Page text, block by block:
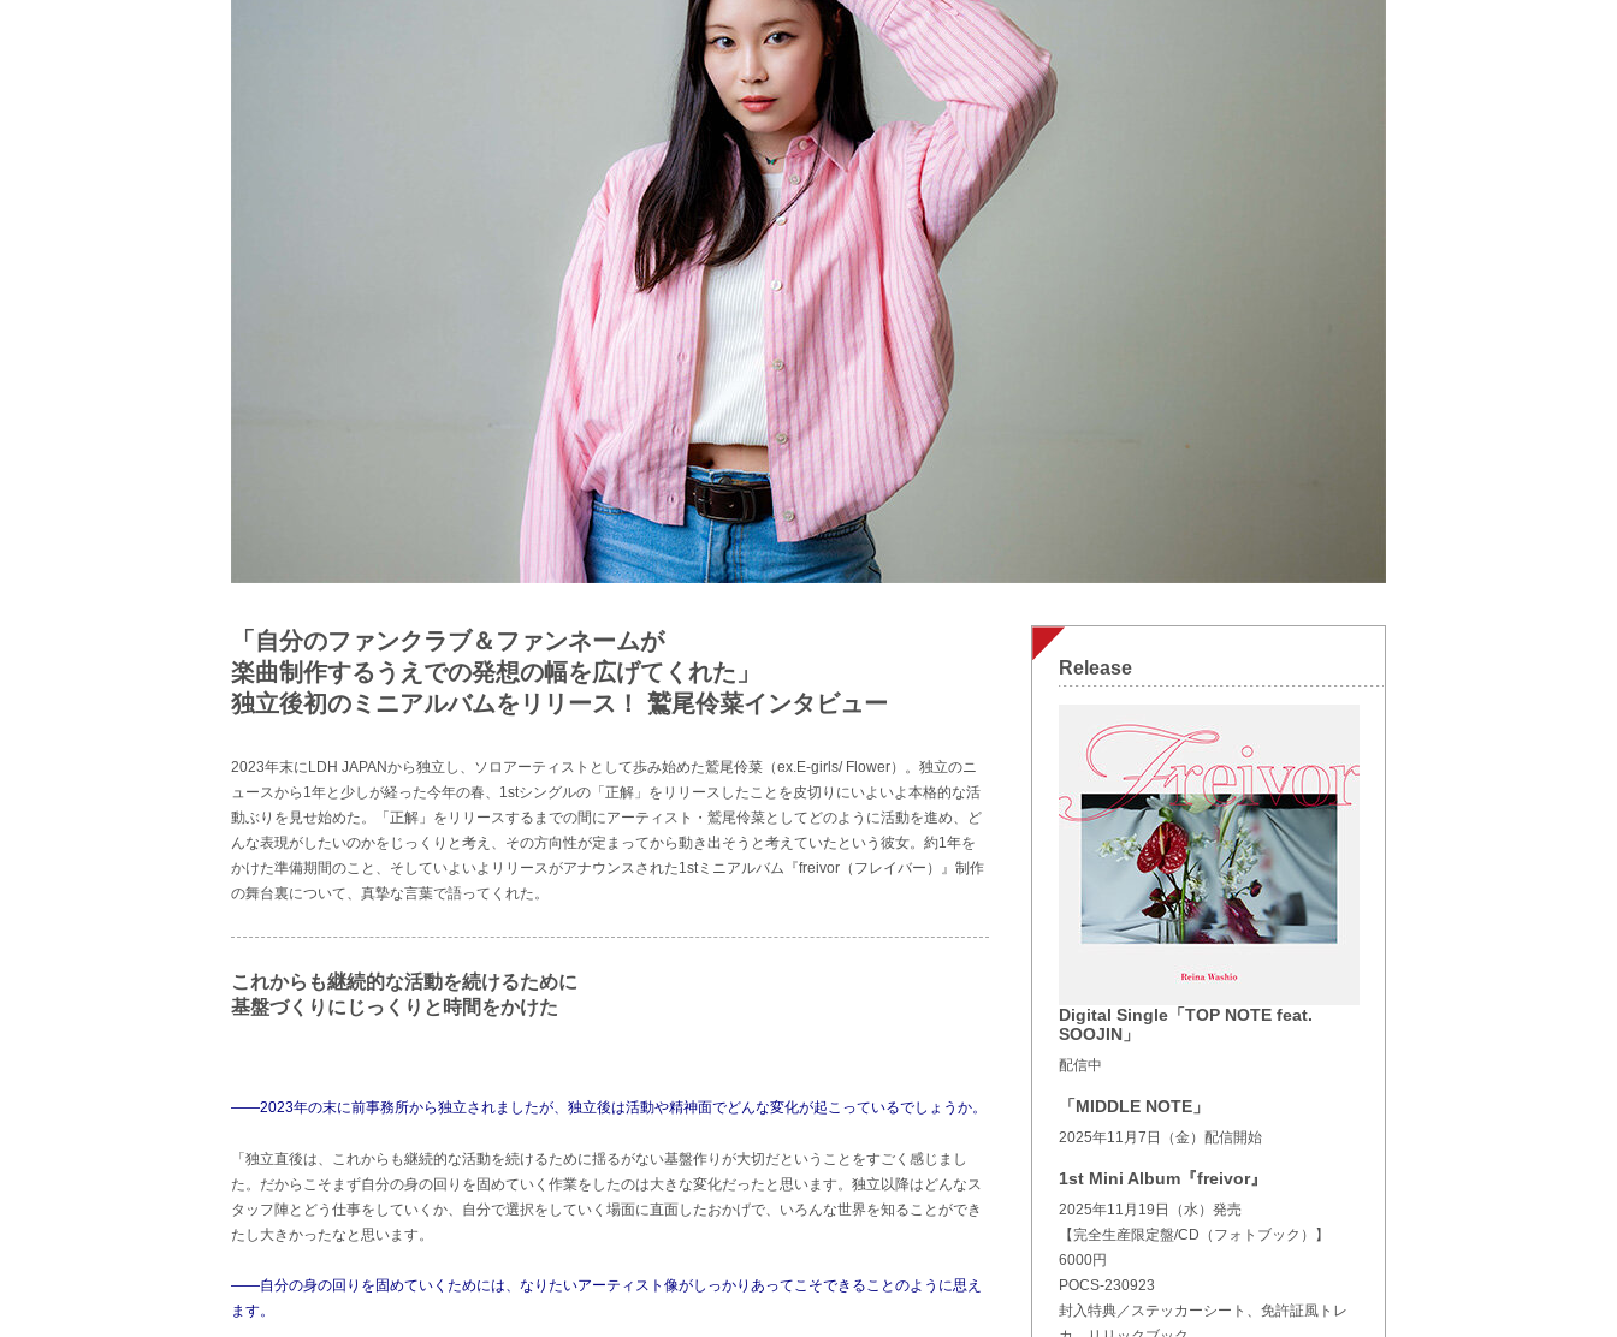
「自分のファンクラブ＆ファンネームが
楽曲制作するうえでの発想の幅を広げてくれた」
独立後初のミニアルバムをリリース！ 鷲尾伶菜インタビュー
2023年末にLDH JAPANから独立し、ソロアーティストとして歩み始めた鷲尾伶菜（ex.E-girls/ Flower）。独立のニ
ュースから1年と少しが経った今年の春、1stシングルの「正解」をリリースしたことを皮切りにいよいよ本格的な活
動ぶりを見せ始めた。「正解」をリリースするまでの間にアーティスト・鷲尾伶菜としてどのように活動を進め、ど
んな表現がしたいのかをじっくりと考え、その方向性が定まってから動き出そうと考えていたという彼女。約1年を
かけた準備期間のこと、そしていよいよリリースがアナウンスされた1stミニアルバム『freivor（フレイバー）』制作
の舞台裏について、真摯な言葉で語ってくれた。
これからも継続的な活動を続けるために
基盤づくりにじっくりと時間をかけた
――2023年の末に前事務所から独立されましたが、独立後は活動や精神面でどんな変化が起こっているでしょうか。
「独立直後は、これからも継続的な活動を続けるために揺るがない基盤作りが大切だということをすごく感じまし
た。だからこそまず自分の身の回りを固めていく作業をしたのは大きな変化だったと思います。独立以降はどんなス
タッフ陣とどう仕事をしていくか、自分で選択をしていく場面に直面したおかげで、いろんな世界を知ることができ
たし大きかったなと思います。
――自分の身の回りを固めていくためには、なりたいアーティスト像がしっかりあってこそできることのように思え
ます。
Release
Digital Single「TOP NOTE feat.
SOOJIN」
配信中
「MIDDLE NOTE」
2025年11月7日（金）配信開始
1st Mini Album『freivor』
2025年11月19日（水）発売
【完全生産限定盤/CD（フォトブック）】
6000円
POCS-230923
封入特典／ステッカーシート、免許証風トレ